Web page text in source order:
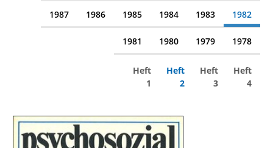
1987 1986 1985 1984 1983 1982
1981 1980 1979 1978
Heft
1
Heft
2
Heft
3
Heft
4